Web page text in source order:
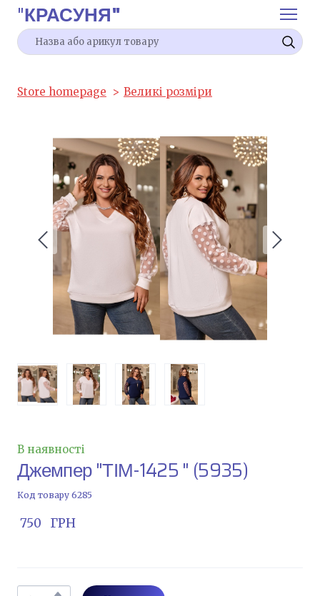
"КРАСУНЯ"
Store homepage Великі розміри
В наявності
Джемпер "ТІМ-1425 " (5935)
Код товару 6285
750   ГРН